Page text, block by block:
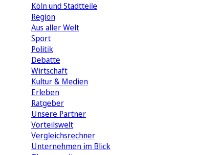
Köln und Stadtteile
Region
Aus aller Welt
Sport
Politik
Debatte
Wirtschaft
Kultur & Medien
Erleben
Ratgeber
Unsere Partner
Vorteilswelt
Vergleichsrechner
Unternehmen im Blick